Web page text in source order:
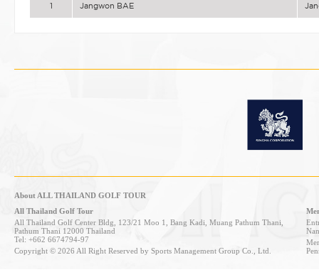
1 Jangwon BAE
About ALL THAILAND GOLF TOUR
All Thailand Golf Tour
All Thailand Golf Center Bldg, 123/21 Moo 1, Bang Kadi, Muang Pathum Thani,
Pathum Thani 12000 Thailand
Tel: +662 6674794-97
Copyright © 2026 All Right Reserved by Sports Management Group Co., Ltd.